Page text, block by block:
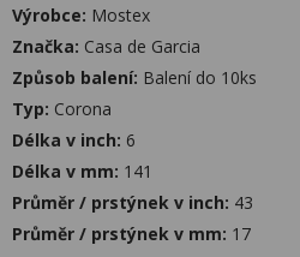
Výrobce: Mostex
Značka: Casa de Garcia
Způsob balení: Balení do 10ks
Typ: Corona
Délka v inch: 6
Délka v mm: 141
Průměr / prstýnek v inch: 43
Průměr / prstýnek v mm: 17